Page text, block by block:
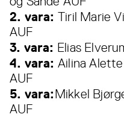
2. vara: Tiril Marie
AUF
3. vara: Elias
4. vara: Ailina
AUF
5. vara:Mikkel
AUF